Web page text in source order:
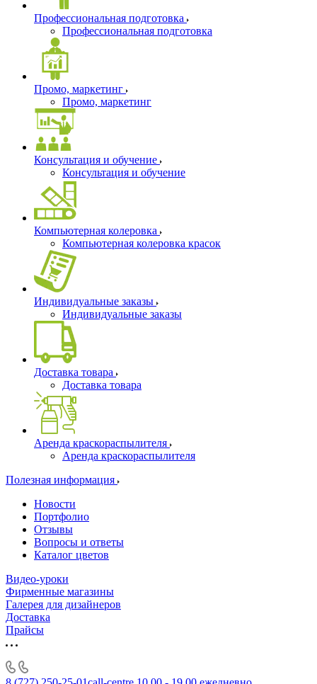
Профессиональная подготовка
Профессиональная подготовка
Промо, маркетинг
Промо, маркетинг
Консультация и обучение
Консультация и обучение
Компьютерная колеровка
Компьютерная колеровка красок
Индивидуальные заказы
Индивидуальные заказы
Доставка товара
Доставка товара
Аренда краскораспылителя
Аренда краскораспылителя
Полезная информация
Новости
Портфолио
Отзывы
Вопросы и ответы
Каталог цветов
Видео-уроки
Фирменные магазины
Галерея для дизайнеров
Доставка
Прайсы